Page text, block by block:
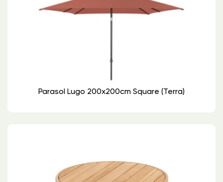
Parasol Lugo 200x200cm Square (Terra)